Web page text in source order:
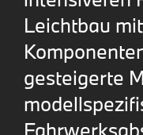
Leichtbau
gesteigerte